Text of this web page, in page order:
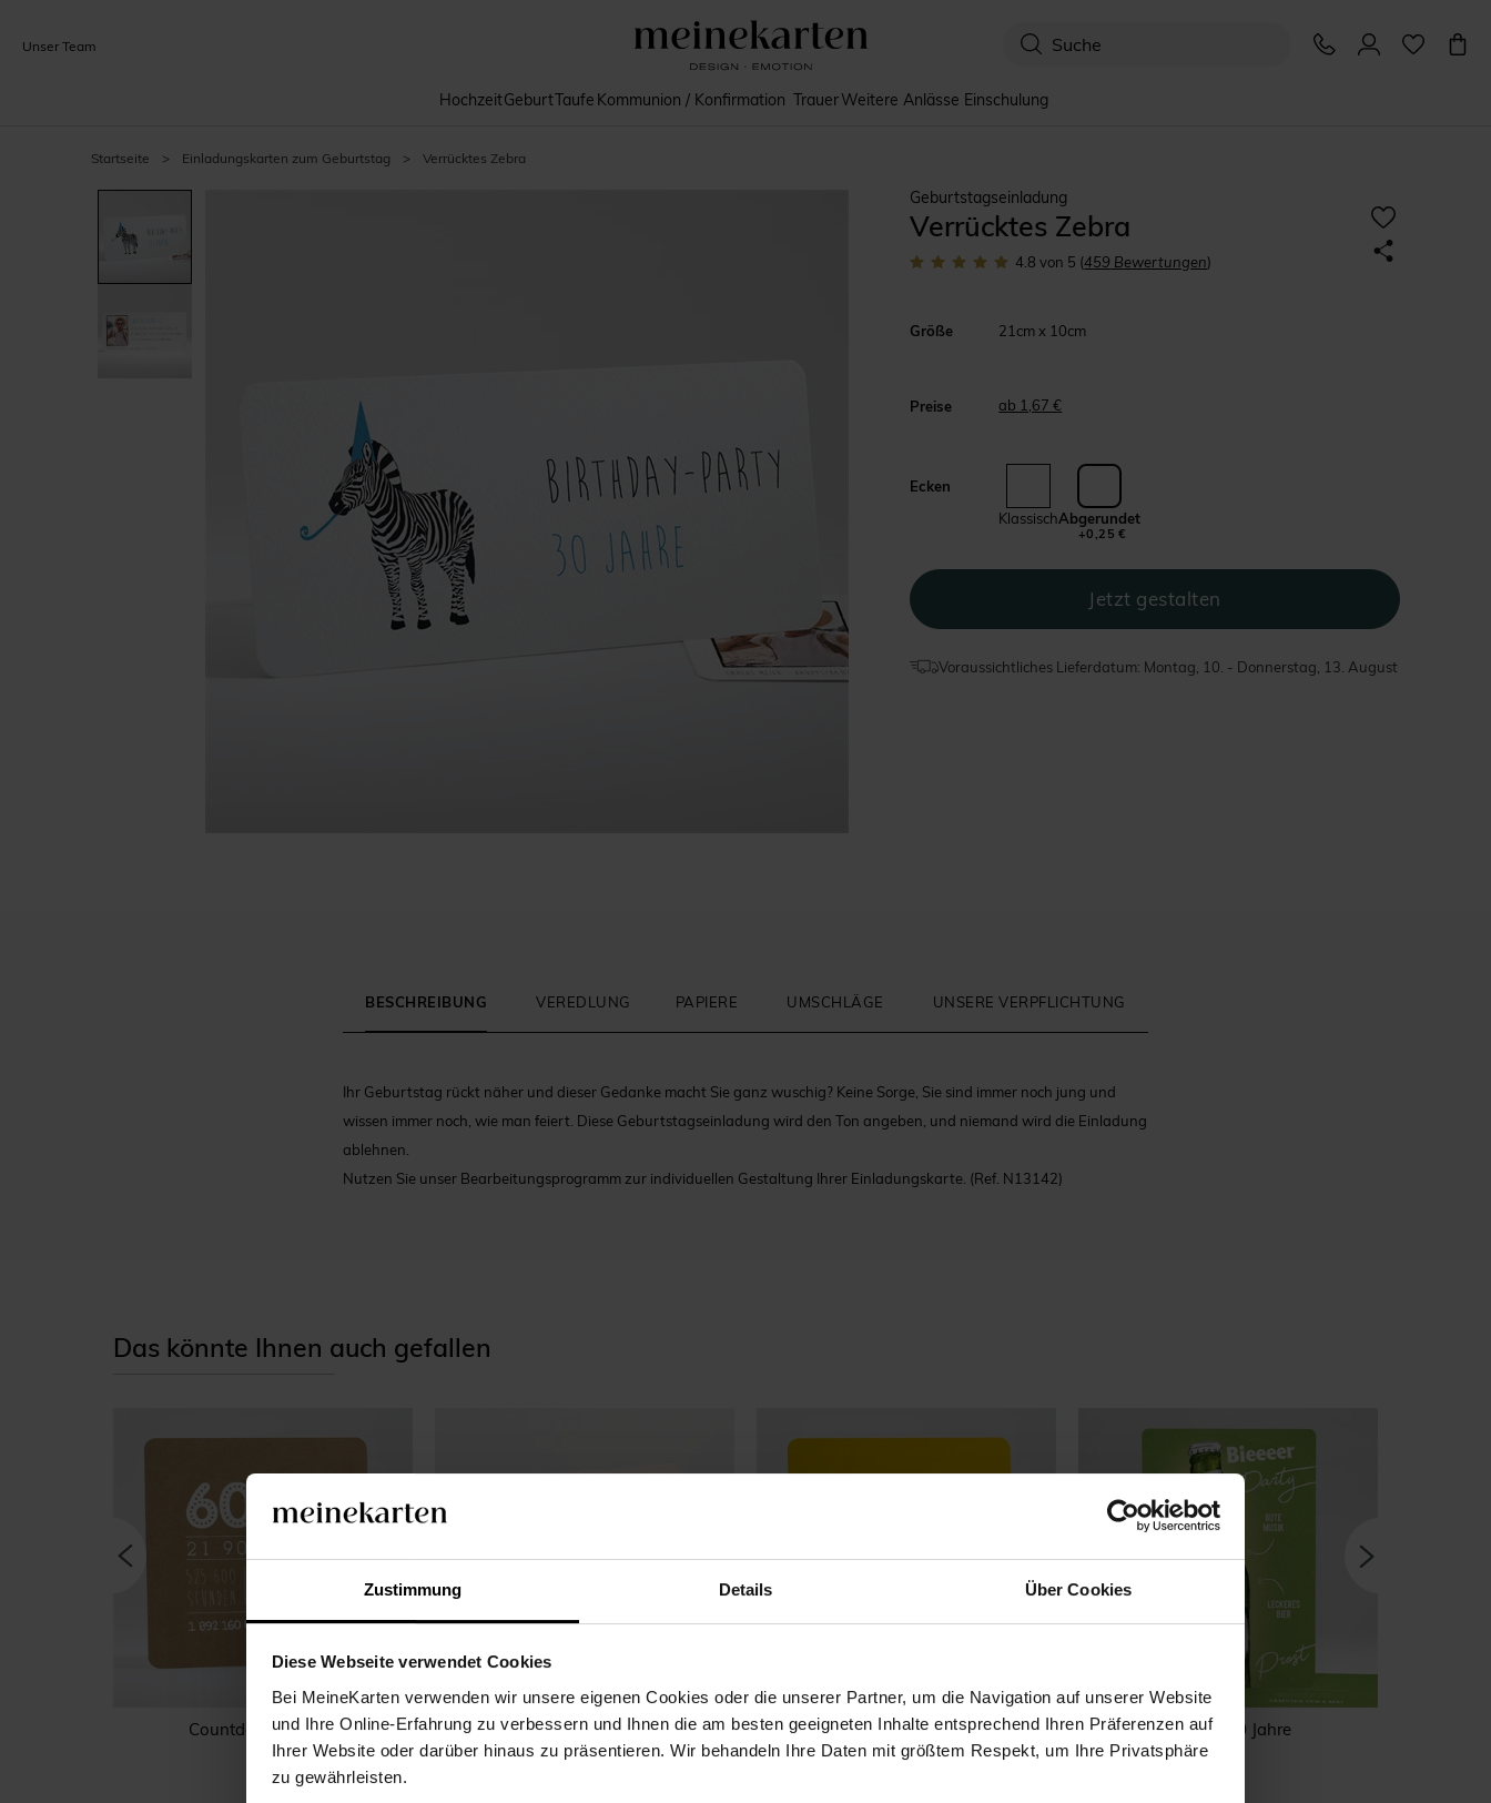
Zustimmung Details Über Cookies
Diese Webseite verwendet Cookies
Bei MeineKarten verwenden wir unsere eigenen Cookies oder die unserer Partner, um die Navigation auf unserer Website
und Ihre Online-Erfahrung zu verbessern und Ihnen die am besten geeigneten Inhalte entsprechend Ihren Präferenzen auf
Ihrer Website oder darüber hinaus zu präsentieren. Wir behandeln Ihre Daten mit größtem Respekt, um Ihre Privatsphäre
zu gewährleisten.
Unser Team
HochzeitGeburtTaufe Kommunion / Konfirmation TrauerWeitere Anlässe Einschulung
Startseite > Einladungskarten zum Geburtstag > Verrücktes Zebra
Geburtstagseinladung
Verrücktes Zebra
4.8 von 5 (459 Bewertungen)
Größe 21cm x 10cm
Preise ab 1,67 €
Ecken
KlassischAbgerundet
+0,25 €
Voraussichtliches Lieferdatum: Montag, 10. - Donnerstag, 13. August
BESCHREIBUNG VEREDLUNG PAPIERE UMSCHLÄGE UNSERE VERPFLICHTUNG
Ihr Geburtstag rückt näher und dieser Gedanke macht Sie ganz wuschig? Keine Sorge, Sie sind immer noch jung und
wissen immer noch, wie man feiert. Diese Geburtstagseinladung wird den Ton angeben, und niemand wird die Einladung
ablehnen.
Nutzen Sie unser Bearbeitungsprogramm zur individuellen Gestaltung Ihrer Einladungskarte. (Ref. N13142)
Das könnte Ihnen auch gefallen
Countdown 60 Jahre Scrabble 30 Jahre Hey 20 Jahre Apero 30 Jahre